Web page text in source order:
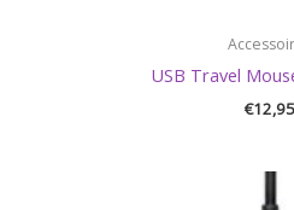
USB Travel
€12,95